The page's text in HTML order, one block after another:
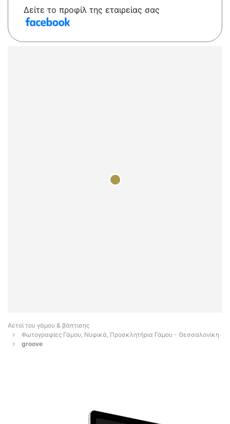
Δείτε το προφίλ της εταιρείας σας
Αετοί του γάμου & βάπτισης
Φωτογραφίες Γάμου, Νυφικά, Προσκλητήρια Γάμου - Θεσσαλονίκη
groove